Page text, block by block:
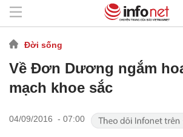
Đời sống
Về Đơn Dương ngắm
mạch khoe sắc
04/09/2016 - 07:00